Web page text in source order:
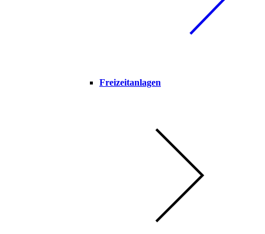
Freizeitanlagen